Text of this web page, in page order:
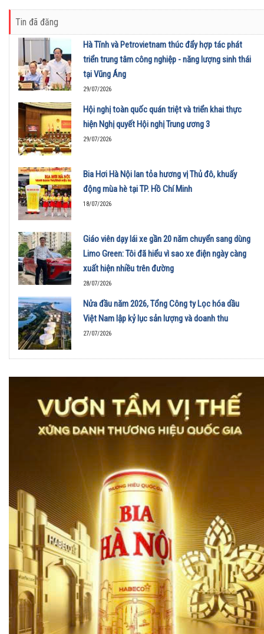
Tin đã đăng
Hà Tĩnh và Petrovietnam thúc đẩy hợp tác phát
triển trung tâm công nghiệp - năng lượng sinh thái
tại Vũng Áng
29/07/2026
Hội nghị toàn quốc quán triệt và triển khai thực
hiện Nghị quyết Hội nghị Trung ương 3
29/07/2026
Bia Hơi Hà Nội lan tỏa hương vị Thủ đô, khuấy
động mùa hè tại TP. Hồ Chí Minh
18/07/2026
Giáo viên dạy lái xe gần 20 năm chuyển sang dùng
Limo Green: Tôi đã hiểu vì sao xe điện ngày càng
xuất hiện nhiều trên đường
28/07/2026
Nửa đầu năm 2026, Tổng Công ty Lọc hóa dầu
Việt Nam lập kỷ lục sản lượng và doanh thu
27/07/2026